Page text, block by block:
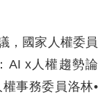
，國家人權委員
AI x人權趨勢論
事務委員洛林•